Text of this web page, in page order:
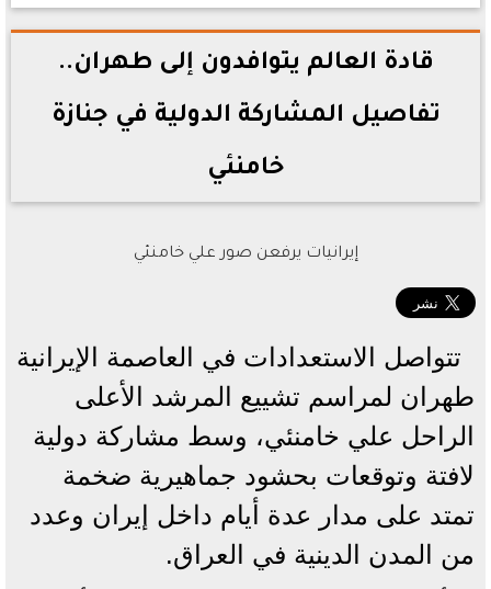
2026-07-02 15:50:55
قادة العالم يتوافدون إلى طهران..
تفاصيل المشاركة الدولية في جنازة
خامنئي
إيرانيات يرفعن صور علي خامنئي
تتواصل الاستعدادات في العاصمة الإيرانية
طهران لمراسم تشييع المرشد الأعلى
الراحل علي خامنئي، وسط مشاركة دولية
لافتة وتوقعات بحشود جماهيرية ضخمة
تمتد على مدار عدة أيام داخل إيران وعدد
من المدن الدينية في العراق.